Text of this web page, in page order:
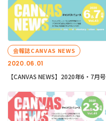
2020.06.01
会報誌CANVAS NEWS
【CANVAS NEWS】2020年6・7月号